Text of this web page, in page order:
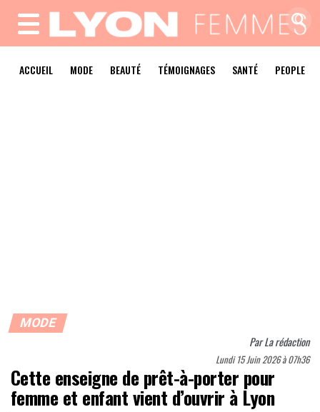
MENU
ACCUEIL MODE BEAUTÉ TÉMOIGNAGES SANTÉ PEOPLE
MODE
ParLa rédaction
Lundi 15 Juin 2026 à 07h36
Cette enseigne de prêt-à-porter pour
femme et enfant vient d’ouvrir à Lyon